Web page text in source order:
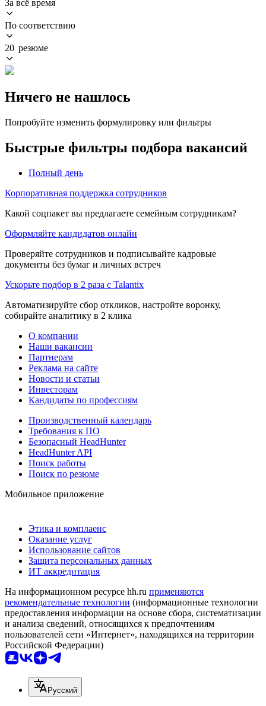
За всё время
По соответствию
20 резюме
Ничего не нашлось
Попробуйте изменить формулировку или фильтры
Быстрые фильтры подбора вакансий
Полный день
Корпоративная поддержка сотрудников
Какой соцпакет вы предлагаете семейным сотрудникам?
Оформляйте кандидатов онлайн
Проверяйте сотрудников и подписывайте кадровые
документы без бумаг и личных встреч
Ускорьте подбор в 2 раза с Talantix
Автоматизируйте сбор откликов, настройте воронку,
собирайте аналитику в 2 клика
О компании
Наши вакансии
Партнерам
Реклама на сайте
Новости и статьи
Инвесторам
Кандидаты по профессиям
Производственный календарь
Требования к ПО
Безопасный HeadHunter
HeadHunter API
Поиск работы
Поиск по резюме
Мобильное приложение
Этика и комплаенс
Оказание услуг
Использование сайтов
Защита персональных данных
ИТ аккредитация
На информационном ресурсе hh.ru применяются
рекомендательные технологии (информационные технологии
предоставления информации на основе сбора, систематизации
и анализа сведений, относящихся к предпочтениям
пользователей сети «Интернет», находящихся на территории
Российской Федерации)
Русский